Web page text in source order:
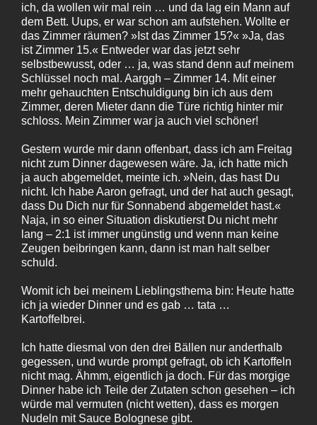
ich, da wollen wir mal rein … und da lag ein Mann auf
dem Bett. Uups, er war schon am aufstehen. Wollte er
das Zimmer räumen? »Ist das Zimmer 15?« »Ja, das
ist Zimmer 15.« Entweder war das jetzt sehr
selbstbewusst, oder … ja, was stand denn auf meinem
Schlüssel noch mal. Aarggh – Zimmer 14. Mit einer
mehr gehauchten Entschuldigung bin ich aus dem
Zimmer, deren Mieter dann die Türe richtig hinter mir
schloss. Mein Zimmer war ja auch viel schöner!
Gestern wurde mir dann offenbart, dass ich am Freitag
nicht zum Dinner dagewesen wäre. Ja, ich hatte mich
ja auch abgemeldet, meinte ich. »Nein, das hast Du
nicht. Ich habe Aaron gefragt, und der hat auch gesagt,
dass Du Dich nur für Sonnabend abgemeldet hast.«
Naja, in so einer Situation diskutierst Du nicht mehr
lang – 2:1 ist immer ungünstig und wenn man keine
Zeugen beibringen kann, dann ist man halt selber
schuld.
Womit ich bei meinem Lieblingsthema bin: Heute hatte
ich ja wieder Dinner und es gab … tata …
Kartoffelbrei.
Ich hatte diesmal von den drei Bällen nur anderthalb
gegessen, und wurde prompt gefragt, ob ich Kartoffeln
nicht mag. Ähmm, eigentlich ja doch. Für das morgige
Dinner habe ich Teile der Zutaten schon gesehen – ich
würde mal vermuten (nicht wetten), dass es morgen
Nudeln mit Sauce Bolognese gibt.